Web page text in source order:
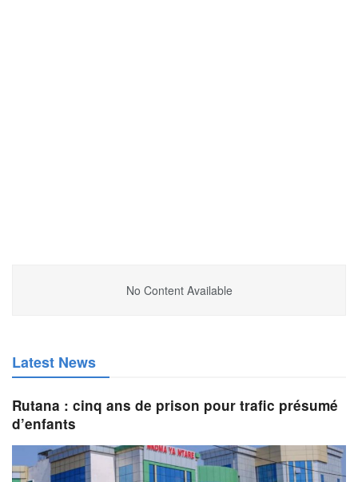
No Content Available
Latest News
Rutana : cinq ans de prison pour trafic présumé
d’enfants